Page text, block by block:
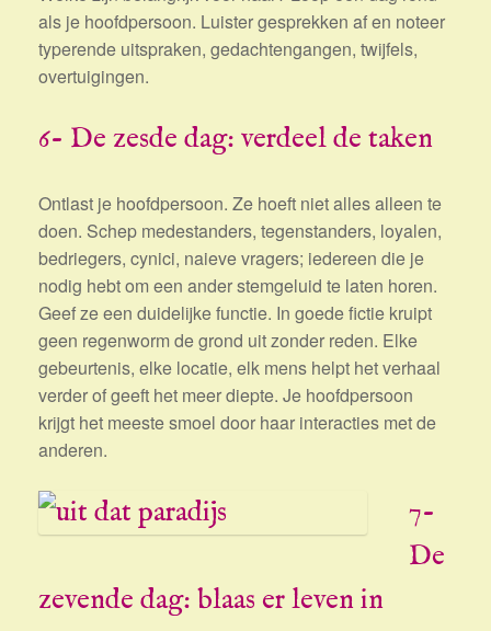
als je hoofdpersoon. Luister gesprekken af en noteer
typerende uitspraken, gedachtengangen, twijfels,
overtuigingen.
6- De zesde dag: verdeel de taken
Ontlast je hoofdpersoon. Ze hoeft niet alles alleen te
doen. Schep medestanders, tegenstanders, loyalen,
bedriegers, cynici, naieve vragers; iedereen die je
nodig hebt om een ander stemgeluid te laten horen.
Geef ze een duidelijke functie. In goede fictie kruipt
geen regenworm de grond uit zonder reden. Elke
gebeurtenis, elke locatie, elk mens helpt het verhaal
verder of geeft het meer diepte. Je hoofdpersoon
krijgt het meeste smoel door haar interacties met de
anderen.
7-
De
zevende dag: blaas er leven in